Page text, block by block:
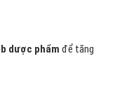
dược phẩm để tăng